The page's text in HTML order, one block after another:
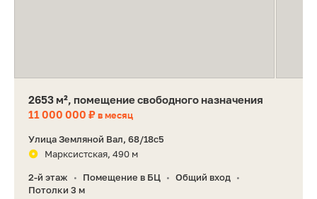
2653 м², помещение свободного назначения
11 000 000 ₽в месяц
Улица Земляной Вал, 68/18с5
Марксистская, 490 м
2-й этаж • Помещение в БЦ • Общий вход •
Потолки 3 м